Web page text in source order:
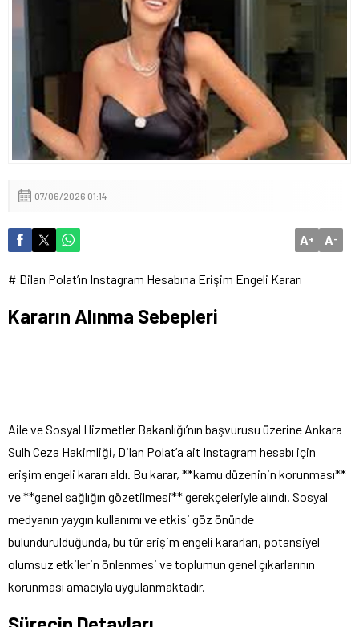
İçişleri Bakanı Mustafa Çiftçi’den Devlet Bahçeli’ye “Terörsüz
Türkiye” Teşekkürü
07/06/2026 01:14
A+ A-
# Dilan Polat’ın Instagram Hesabına Erişim Engeli Kararı
Kararın Alınma Sebepleri
Aile ve Sosyal Hizmetler Bakanlığı’nın başvurusu üzerine Ankara
Sulh Ceza Hakimliği, Dilan Polat’a ait Instagram hesabı için
erişim engeli kararı aldı. Bu karar, **kamu düzeninin korunması**
ve **genel sağlığın gözetilmesi** gerekçeleriyle alındı. Sosyal
medyanın yaygın kullanımı ve etkisi göz önünde
bulundurulduğunda, bu tür erişim engeli kararları, potansiyel
olumsuz etkilerin önlenmesi ve toplumun genel çıkarlarının
korunması amacıyla uygulanmaktadır.